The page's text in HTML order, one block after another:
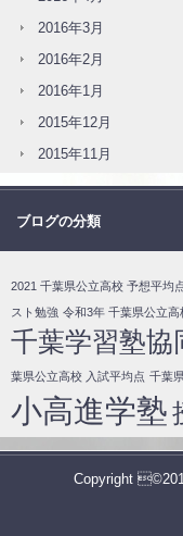
2016年3月
2016年2月
2016年1月
2015年12月
2015年11月
ブログの分類
2021 千葉県公立高校 予想平均
スト勉強 令和3年 千葉県公立高
千葉学習塾協
葉県公立高校 入試平均点 千葉
小高進学塾
Copyright